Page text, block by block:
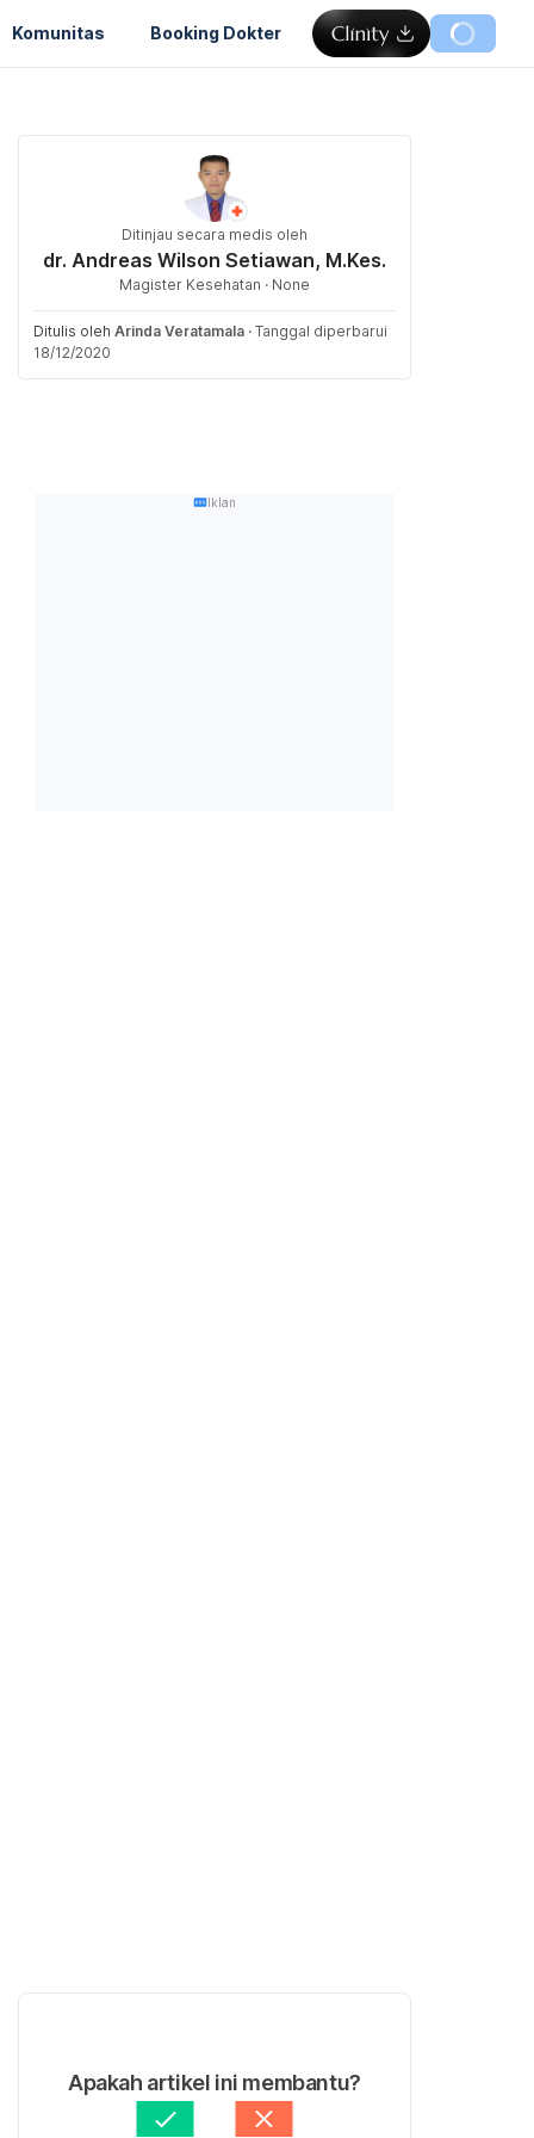
Komunitas Booking Dokter
Ditinjau secara medis oleh
dr. Andreas Wilson Setiawan, M.Kes.
Magister Kesehatan · None
Ditulis oleh Arinda Veratamala · Tanggal diperbarui
18/12/2020
Iklan
Apakah artikel ini membantu?